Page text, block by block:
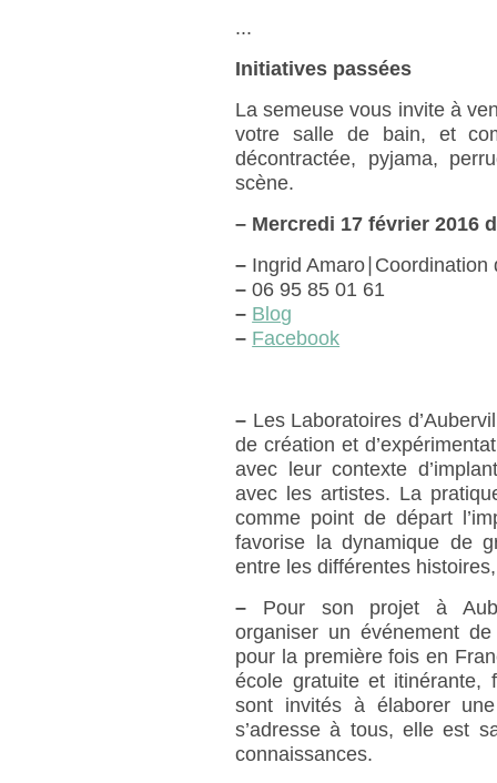
...
Initiatives passées
La semeuse vous invite à
votre salle de bain, et
décontractée, pyjama,
scène.
– Mercredi 17 février 2016
– Ingrid
– 06 95 85 01 61
– Blog
– Facebook
– Les Laboratoires
de création et
avec leur contexte
avec les artistes. La
comme point de départ
favorise la dynamique de
entre les différentes
– Pour son projet à
organiser un événement
pour la première fois en
école gratuite et itinérante,
sont invités à élaborer
s’adresse à tous, elle est
connaissances.